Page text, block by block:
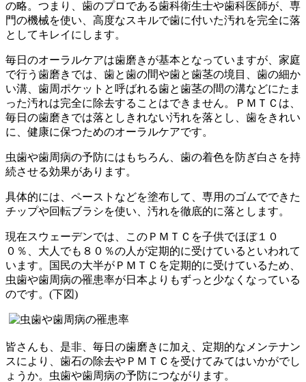
の略。つまり、歯のプロである歯科衛生士や歯科医師が、専
門の機械を使い、高度なスキルで歯に付いた汚れを完全に落
としてキレイにします。
毎日のオーラルケアは歯磨きが基本となっていますが、家庭
で行う歯磨きでは、歯と歯の間や歯と歯茎の境目、歯の細か
い溝、歯周ポケットと呼ばれる歯と歯茎の間の溝などにたま
った汚れは完全に除去することはできません。ＰＭＴＣは、
毎日の歯磨きでは落としきれない汚れを落とし、歯をきれい
に、健康に保つためのオーラルケアです。
虫歯や歯周病の予防にはもちろん、歯の着色を防ぎ白さを持
続させる効果があります。
具体的には、ペーストなどを塗布して、専用のゴムでできた
チップや回転ブラシを使い、汚れを徹底的に落とします。
現在スウェーデンでは、このＰＭＴＣを子供でほぼ１０
０％、大人でも８０％の人が定期的に受けているといわれて
います。国民の大半がＰＭＴＣを定期的に受けているため、
虫歯や歯周病の罹患率が日本よりもずっと少なくなっている
のです。(下図)
皆さんも、是非、毎日の歯磨きに加え、定期的なメンテナン
スにより、歯石の除去やＰＭＴＣを受けてみてはいかがでし
ょうか。虫歯や歯周病の予防につながります。